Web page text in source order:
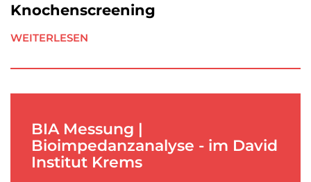
Knochenscreening
WEITERLESEN
BIA Messung |
Bioimpedanzanalyse - im David
Institut Krems